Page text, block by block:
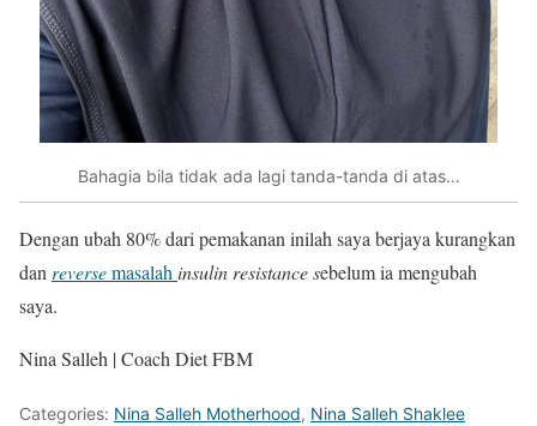
Bahagia bila tidak ada lagi tanda-tanda di atas…
Dengan ubah 80% dari pemakanan inilah saya berjaya kurangkan
dan reversemasalah insulin resistance sebelum ia mengubah
saya.
Nina Salleh | Coach Diet FBM
Categories: Nina Salleh Motherhood, Nina Salleh Shaklee